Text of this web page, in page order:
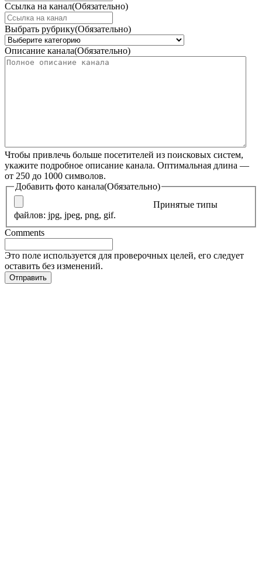
Ссылка на канал(Обязательно)
Выбрать рубрику(Обязательно)
Описание канала(Обязательно)
Чтобы привлечь больше посетителей из поисковых систем,
укажите подробное описание канала. Оптимальная длина —
от 250 до 1000 символов.
Добавить фото канала(Обязательно)
Принятые типы
файлов: jpg, jpeg, png, gif.
Comments
Это поле используется для проверочных целей, его следует
оставить без изменений.